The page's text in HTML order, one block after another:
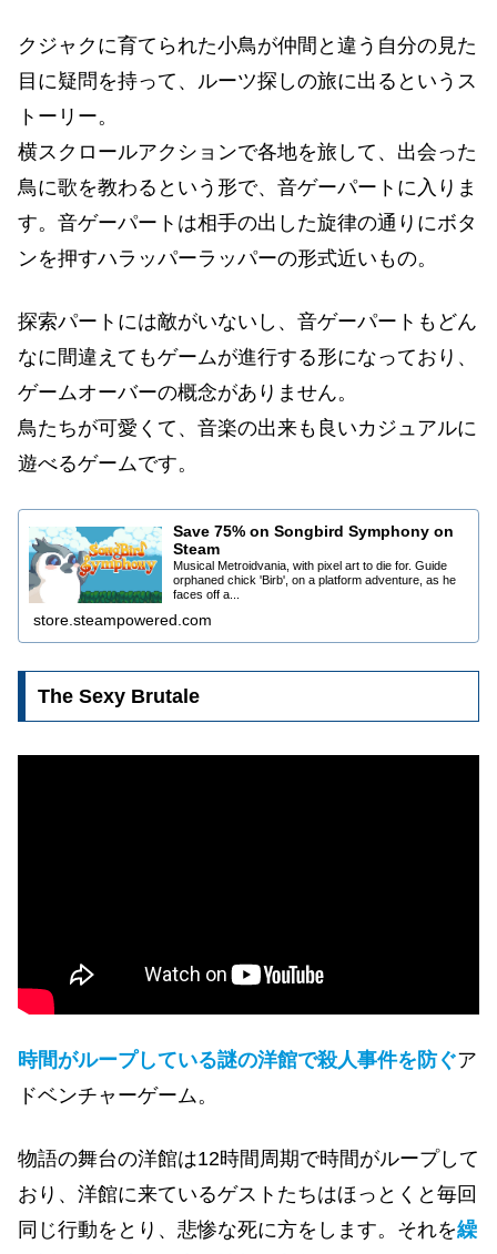
クジャクに育てられた小鳥が仲間と違う自分の見た
目に疑問を持って、ルーツ探しの旅に出るというス
トーリー。
横スクロールアクションで各地を旅して、出会った
鳥に歌を教わるという形で、音ゲーパートに入りま
す。音ゲーパートは相手の出した旋律の通りにボタ
ンを押すハラッパーラッパーの形式近いもの。
探索パートには敵がいないし、音ゲーパートもどん
なに間違えてもゲームが進行する形になっており、
ゲームオーバーの概念がありません。
鳥たちが可愛くて、音楽の出来も良いカジュアルに
遊べるゲームです。
Save 75% on Songbird Symphony on
Steam
Musical Metroidvania, with pixel art to die for. Guide
orphaned chick 'Birb', on a platform adventure, as he
faces off a...
store.steampowered.com
The Sexy Brutale
時間がループしている謎の洋館で殺人事件を防ぐア
ドベンチャーゲーム。
物語の舞台の洋館は12時間周期で時間がループして
おり、洋館に来ているゲストたちはほっとくと毎回
同じ行動をとり、悲惨な死に方をします。それを繰